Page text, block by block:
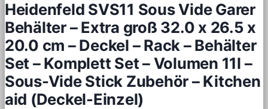
Heidenfeld SVS11 Sous Vide Garer
Behälter – Extra groß 32.0 x 26.5 x
20.0 cm – Deckel – Rack – Behälter
Set – Komplett Set – Volumen 11l –
Sous-Vide Stick Zubehör – Kitchen
aid (Deckel-Einzel)